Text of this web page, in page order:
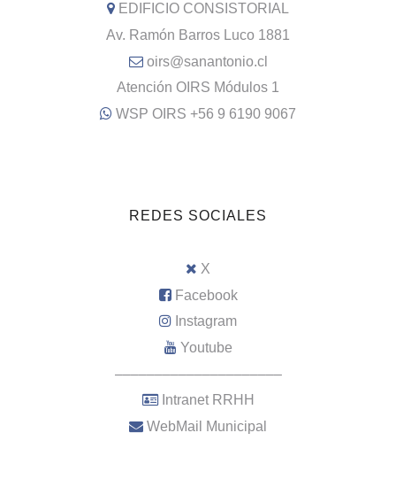
EDIFICIO CONSISTORIAL
Av. Ramón Barros Luco 1881
oirs@sanantonio.cl
Atención OIRS Módulos 1
WSP OIRS +56 9 6190 9067
REDES SOCIALES
X
Facebook
Instagram
Youtube
–––––––––––––––––––––
Intranet RRHH
WebMail Municipal